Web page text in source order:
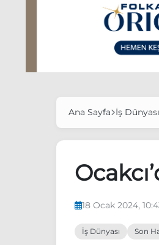
Ana Sayfa İş Dünyası
18 Ocak 2024,
İş Dünyası Son